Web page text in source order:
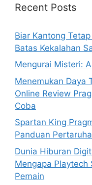
Recent Posts
Biar Kantong
Batas Kekalahan
Mengurai Misteri:
Menemukan Daya
Online Review
Coba
Spartan King
Panduan
Dunia Hiburan
Mengapa Playtech
Pemain